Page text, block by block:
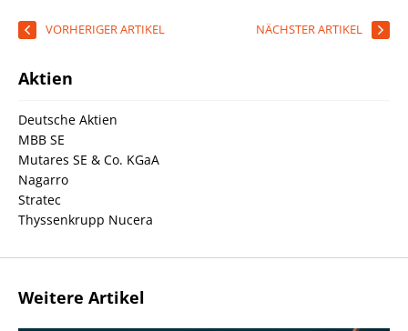
VORHERIGER ARTIKEL NÄCHSTER ARTIKEL
Aktien
Deutsche Aktien
MBB SE
Mutares SE & Co. KGaA
Nagarro
Stratec
Thyssenkrupp Nucera
Weitere Artikel